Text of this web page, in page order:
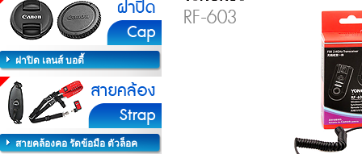
ฝาปิด เลนส์ บอดี้
สายคล้องคอ รัดข้อมือ ตัวล็อค